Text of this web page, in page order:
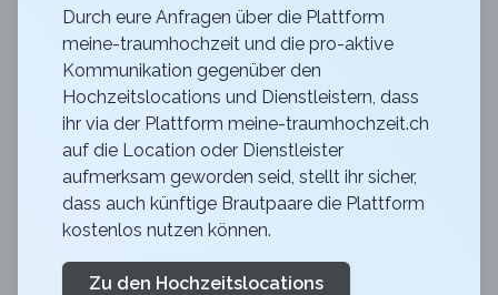
Zurück zur Suche
Phil Dankner Freier
Trauredner
Jetzt entdecken!
Trauredner/in
Dienstleistung
LU
Link teilen
Durch eure Anfragen über die Plattform
meine-traumhochzeit und die pro-aktive
Kommunikation gegenüber den
Hochzeitslocations und Dienstleistern, dass
ihr via der Plattform meine-traumhochzeit.ch
auf die Location oder Dienstleister
aufmerksam geworden seid, stellt ihr sicher,
dass auch künftige Brautpaare die Plattform
kostenlos nutzen können.
Zu den Hochzeitslocations